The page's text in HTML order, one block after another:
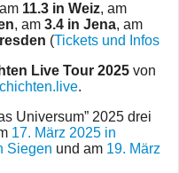
11.3 in Weiz, am
, am 3.4 in Jena, am
(Tickets und Infos
Live Tour 2025 von
.
Universum” 2025 drei
17. März 2025 in
Siegen und am 19. März